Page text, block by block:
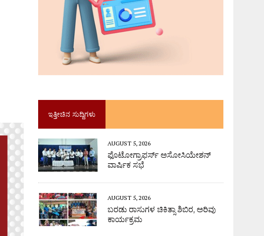
ಇತ್ತೀಚಿನ ಸುದ್ದಿಗಳು
AUGUST 5, 2026
ಫೊಟೋಗ್ರಾಫರ್ಸ್ ಅಸೋಸಿಯೇಶನ್
ವಾರ್ಷಿಕ ಸಭೆ
AUGUST 5, 2026
ಬರಡು ರಾಸುಗಳ ಚಿಕಿತ್ಸಾ ಶಿಬಿರ, ಅರಿವು
ಕಾರ್ಯಕ್ರಮ